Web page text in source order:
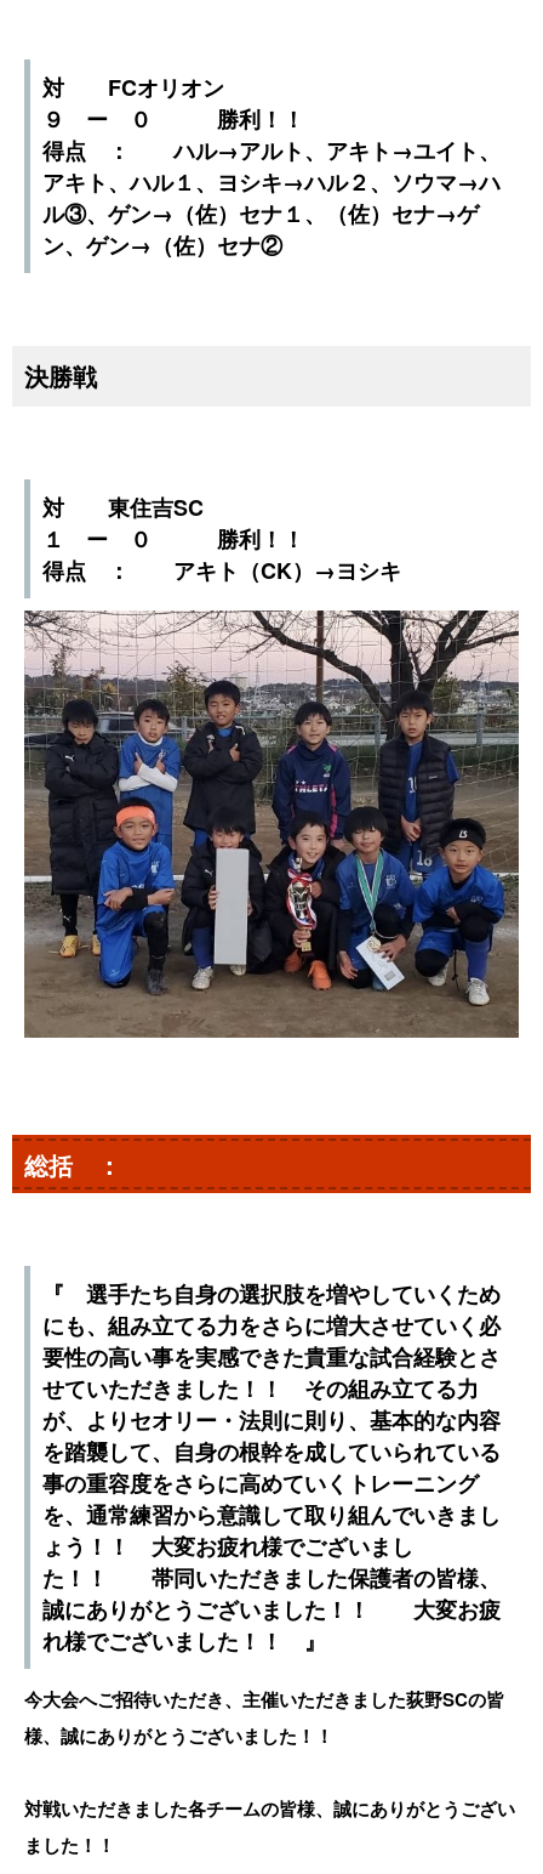
対 FCオリオン
９ ー ０ 勝利！！
得点 ： ハル→アルト、アキト→ユイト、
アキト、ハル１、ヨシキ→ハル２、ソウマ→ハ
ル③、ゲン→（佐）セナ１、（佐）セナ→ゲ
ン、ゲン→（佐）セナ②
決勝戦
対 東住吉SC
１ ー ０ 勝利！！
得点 ： アキト（CK）→ヨシキ
総括 ：
『 選手たち自身の選択肢を増やしていくため
にも、組み立てる力をさらに増大させていく必
要性の高い事を実感できた貴重な試合経験とさ
せていただきました！！ その組み立てる力
が、よりセオリー・法則に則り、基本的な内容
を踏襲して、自身の根幹を成していられている
事の重容度をさらに高めていくトレーニング
を、通常練習から意識して取り組んでいきまし
ょう！！ 大変お疲れ様でございまし
た！！ 帯同いただきました保護者の皆様、
誠にありがとうございました！！ 大変お疲
れ様でございました！！ 』
今大会へご招待いただき、主催いただきました荻野SCの皆
様、誠にありがとうございました！！
対戦いただきました各チームの皆様、誠にありがとうござい
ました！！